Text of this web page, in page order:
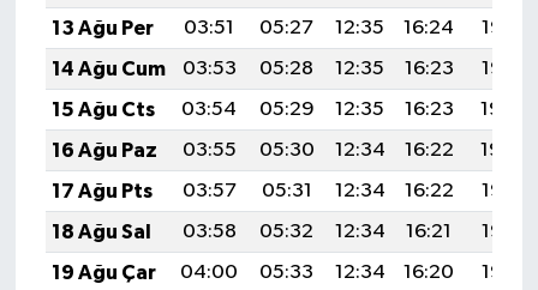
13 Ağu Per
03:51 05:27 12:35 16:24
19:33
14 Ağu Cum
03:53 05:28 12:35 16:23
19:32
15 Ağu Cts
03:54 05:29 12:35 16:23
19:30
16 Ağu Paz
03:55 05:30 12:34 16:22
19:29
17 Ağu Pts
03:57 05:31 12:34 16:22
19:27
18 Ağu Sal
03:58 05:32 12:34 16:21
19:26
19 Ağu Çar
04:00 05:33 12:34 16:20
19:25